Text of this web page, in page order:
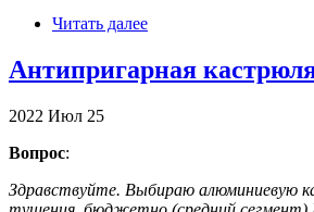
Читать далее
Антипригарная
2022 Июл 25
Вопрос:
Здравствуйте. Выбираю алюминиевую